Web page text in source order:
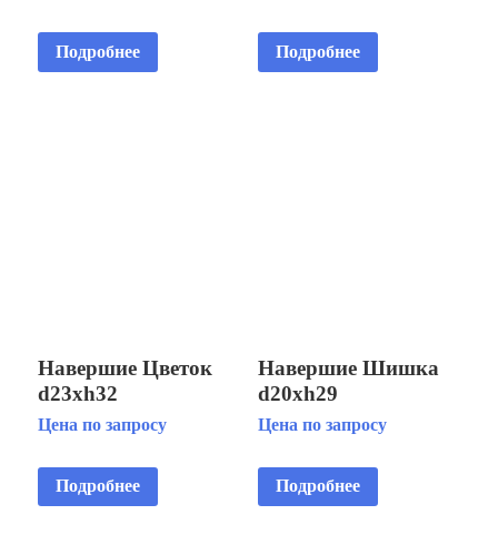
Подробнее Подробнее
Навершие Цветок
d23хh32
Цена по запросу
Подробнее
Навершие Шишка
d20хh29
Цена по запросу
Подробнее